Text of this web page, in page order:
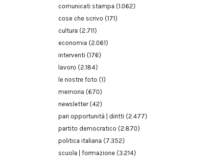
comunicati stampa (1.062)
cose che scrivo (171)
cultura (2.711)
economia (2.061)
interventi (176)
lavoro (2.184)
le nostre foto (1)
memoria (670)
newsletter(42)
pari opportunità | diritti (2.477)
partito democratico (2.870)
politica italiana (7.352)
scuola | formazione (3.214)